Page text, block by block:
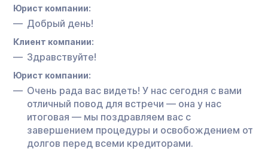
Юрист компании:
Добрый день!
Клиент компании:
Здравствуйте!
Юрист компании:
Очень рада вас видеть! У нас сегодня с вами
отличный повод для встречи — она у нас
итоговая — мы поздравляем вас с
завершением процедуры и освобождением от
долгов перед всеми кредиторами.